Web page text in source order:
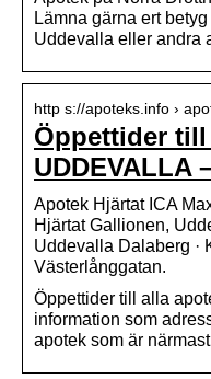
Lämna gärna ert
Uddevalla eller andra
http s://apoteks.info ›
Öppettider
UDDEVALLA
Apotek Hjärtat ICA
Hjärtat Gallionen,
Uddevalla Dalaberg ·
Västerlånggatan.
Öppettider till alla
information som
apotek som är